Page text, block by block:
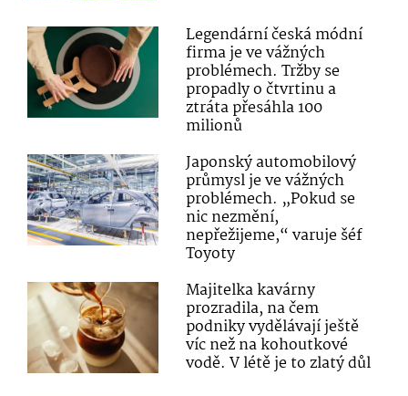
Legendární česká módní
firma je ve vážných
problémech. Tržby se
propadly o čtvrtinu a
ztráta přesáhla 100
milionů
Japonský automobilový
průmysl je ve vážných
problémech. „Pokud se
nic nezmění,
nepřežijeme,“ varuje šéf
Toyoty
Majitelka kavárny
prozradila, na čem
podniky vydělávají ještě
víc než na kohoutkové
vodě. V létě je to zlatý důl